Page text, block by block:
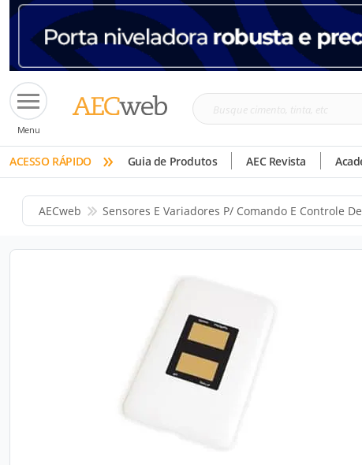
Menu
Busque
tinta,
etc
ACESSO RÁPIDO » Guia de Produtos AEC Revista
AECweb Sensores E Variadores P/ Comando E Controle